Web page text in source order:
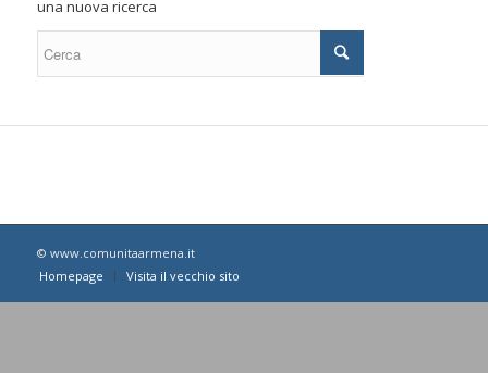
una nuova ricerca
© www.comunitaarmena.it
Homepage
Visita il vecchio sito